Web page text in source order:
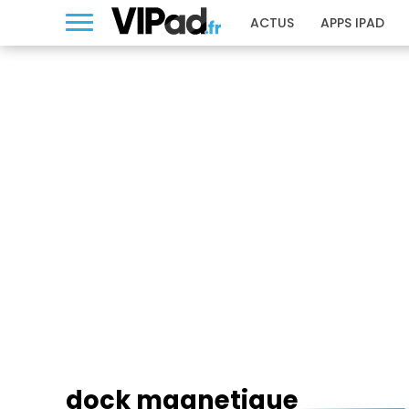
ACTUS APPS IPAD
DOCK MAGNETIQUE
dock magnetique